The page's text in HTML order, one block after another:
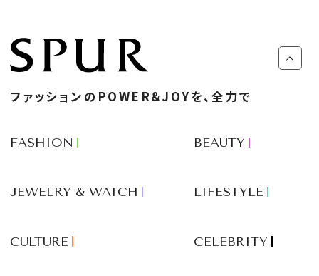
ファッションのPOWER&JOYを、全力で
FASHION BEAUTY
JEWELRY & WATCH LIFESTYLE
CULTURE CELEBRITY